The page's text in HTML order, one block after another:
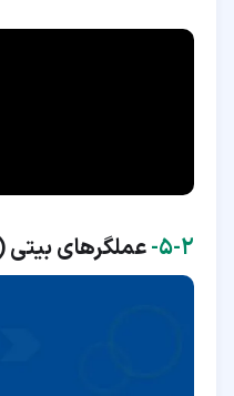
۲‏-‏۵‏- عملگرهای بیتی